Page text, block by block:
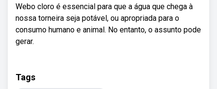
Webo cloro é essencial para que a água que chega à
nossa torneira seja potável, ou apropriada para o
consumo humano e animal. No entanto, o assunto pode
gerar.
Tags